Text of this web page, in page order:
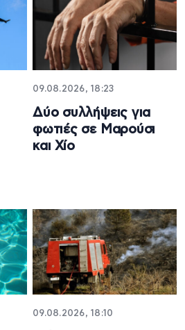
09.08.2026, 18:23
Δύο συλλήψεις για
φωτιές σε Μαρούσι
και Χίο
09.08.2026, 18:10